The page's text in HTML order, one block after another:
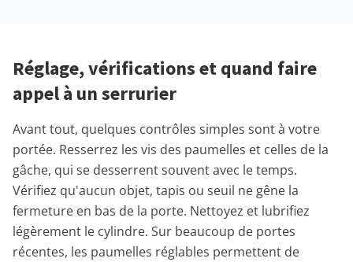
Réglage, vérifications et quand faire
appel à un serrurier
Avant tout, quelques contrôles simples sont à votre
portée. Resserrez les vis des paumelles et celles de la
gâche, qui se desserrent souvent avec le temps.
Vérifiez qu'aucun objet, tapis ou seuil ne gêne la
fermeture en bas de la porte. Nettoyez et lubrifiez
légèrement le cylindre. Sur beaucoup de portes
récentes, les paumelles réglables permettent de